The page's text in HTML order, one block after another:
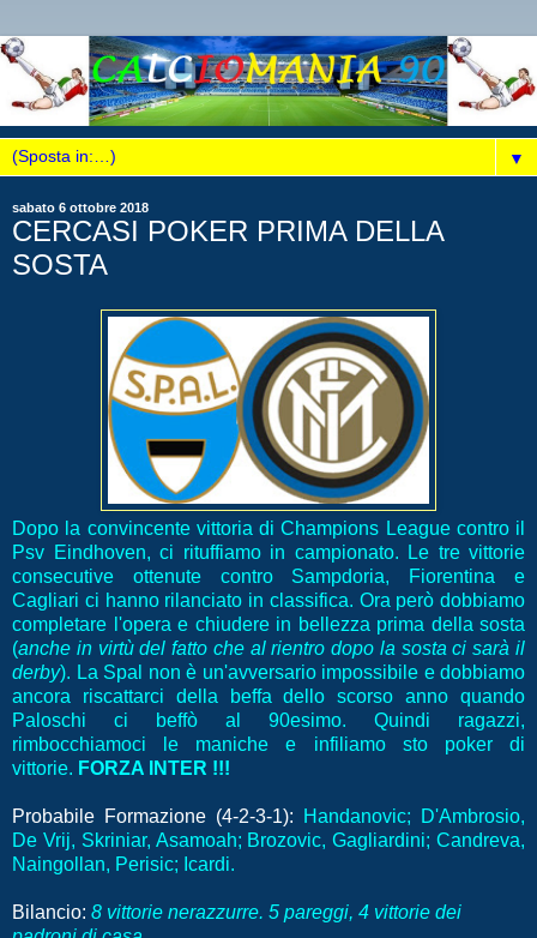
▼
sabato 6 ottobre 2018
CERCASI POKER PRIMA DELLA
SOSTA
Dopo la convincente vittoria di Champions League contro il
Psv Eindhoven, ci rituffiamo in campionato. Le tre vittorie
consecutive ottenute contro Sampdoria, Fiorentina e
Cagliari ci hanno rilanciato in classifica. Ora però dobbiamo
completare l'opera e chiudere in bellezza prima della sosta
(anche in virtù del fatto che al rientro dopo la sosta ci sarà il
derby). La Spal non è un'avversario impossibile e dobbiamo
ancora riscattarci della beffa dello scorso anno quando
Paloschi ci beffò al 90esimo. Quindi ragazzi,
rimbocchiamoci le maniche e infiliamo sto poker di
vittorie. FORZA INTER !!!
Probabile Formazione (4-2-3-1):
Handanovic; D'Ambrosio,
De Vrij, Skriniar, Asamoah; Brozovic, Gagliardini; Candreva,
Naingollan, Perisic; Icardi.
Bilancio: 8 vittorie nerazzurre. 5 pareggi, 4 vittorie dei